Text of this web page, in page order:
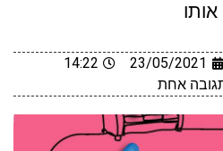
אותו
23/05/2021
14:22
אחת